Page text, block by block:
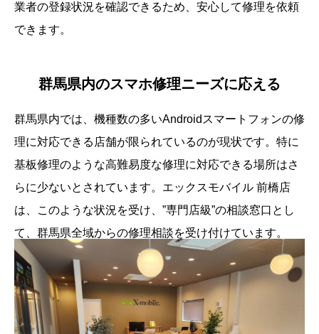
業者の登録状況を確認できるため、安心して修理を依頼
できます。
群馬県内のスマホ修理ニーズに応える
群馬県内では、機種数の多いAndroidスマートフォンの修
理に対応できる店舗が限られているのが現状です。特に
基板修理のような高難易度な修理に対応できる場所はさ
らに少ないとされています。エックスモバイル 前橋店
は、このような状況を受け、”専門店級”の相談窓口とし
て、群馬県全域からの修理相談を受け付けています。